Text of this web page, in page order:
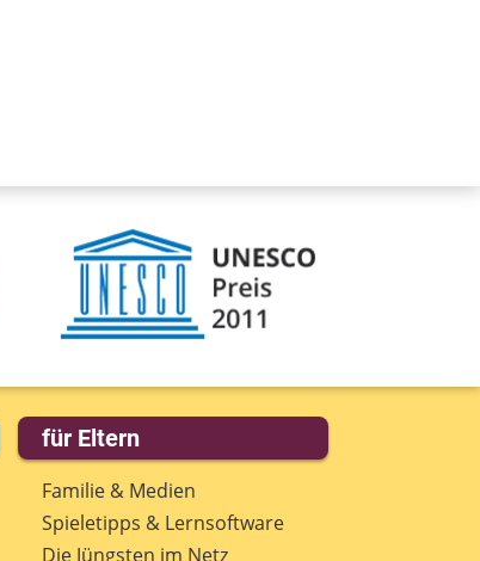
für Eltern
Familie & Medien
Spieletipps & Lernsoftware
Die Jüngsten im Netz